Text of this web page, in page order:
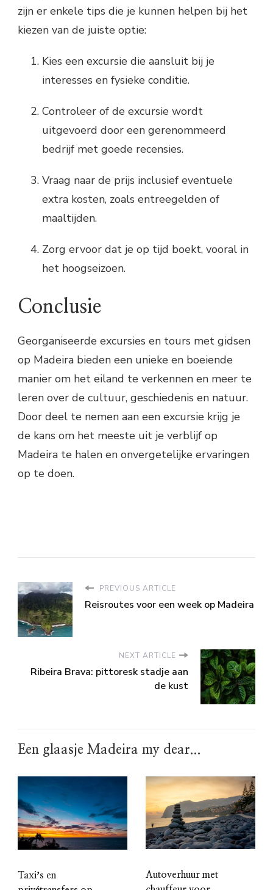
zijn er enkele tips die je kunnen helpen bij het
kiezen van de juiste optie:
Kies een excursie die aansluit bij je
interesses en fysieke conditie.
Controleer of de excursie wordt
uitgevoerd door een gerenommeerd
bedrijf met goede recensies.
Vraag naar de prijs inclusief eventuele
extra kosten, zoals entreegelden of
maaltijden.
Zorg ervoor dat je op tijd boekt, vooral in
het hoogseizoen.
Conclusie
Georganiseerde excursies en tours met gidsen
op Madeira bieden een unieke en boeiende
manier om het eiland te verkennen en meer te
leren over de cultuur, geschiedenis en natuur.
Door deel te nemen aan een excursie krijg je
de kans om het meeste uit je verblijf op
Madeira te halen en onvergetelijke ervaringen
op te doen.
PREVIOUS ARTICLE
Reisroutes voor een week op Madeira
NEXT ARTICLE
Ribeira Brava: pittoresk stadje aan
de kust
Een glaasje Madeira my dear...
Taxiʼs en
Autoverhuur met